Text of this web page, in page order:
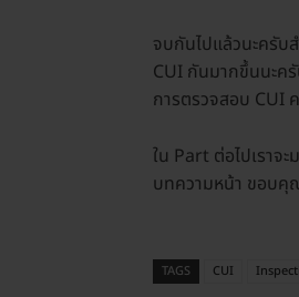
จบกันไปแล้วนะครับ
CUI กันมากขึ้นนะค
การตรวจสอบ CUI
ใน Part ต่อไปเรา
บทความหน้า ขอบคุ
TAGS CUI